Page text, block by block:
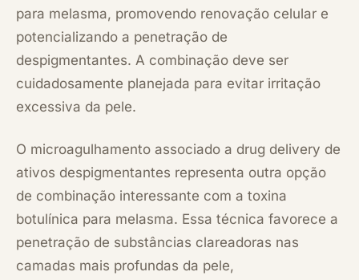
para melasma, promovendo renovação celular e
potencializando a penetração de
despigmentantes. A combinação deve ser
cuidadosamente planejada para evitar irritação
excessiva da pele.
O microagulhamento associado a drug delivery de
ativos despigmentantes representa outra opção
de combinação interessante com a toxina
botulínica para melasma. Essa técnica favorece a
penetração de substâncias clareadoras nas
camadas mais profundas da pele,